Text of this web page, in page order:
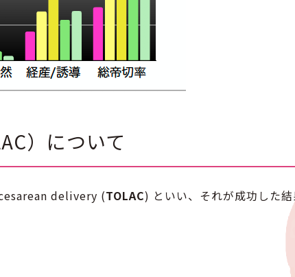
）について
delivery (TOLAC) といい、それが成功した